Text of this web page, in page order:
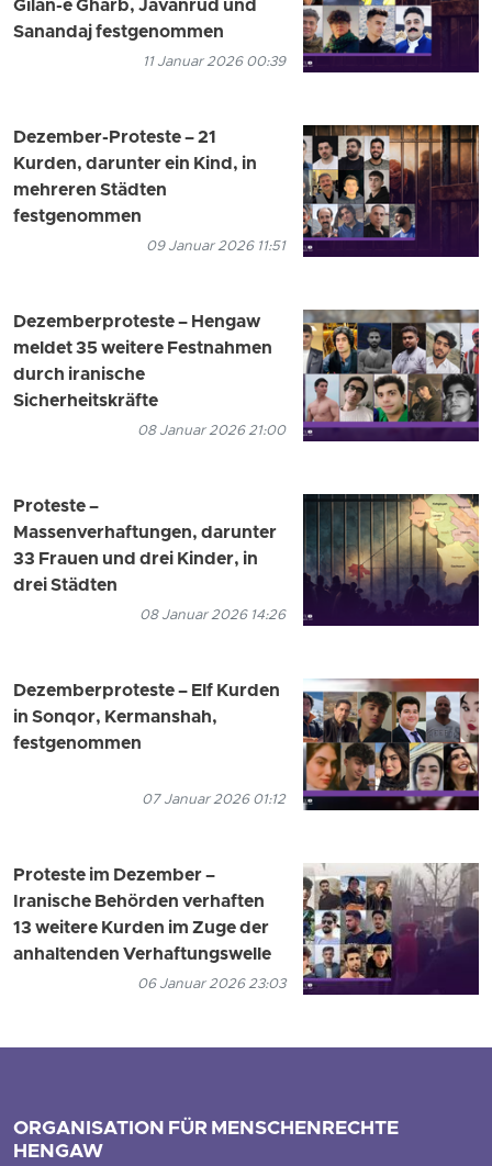
Gilan-e Gharb, Javanrud und
Sanandaj festgenommen
11 Januar 2026 00:39
Dezember-Proteste – 21
Kurden, darunter ein Kind, in
mehreren Städten
festgenommen
09 Januar 2026 11:51
Dezemberproteste – Hengaw
meldet 35 weitere Festnahmen
durch iranische
Sicherheitskräfte
08 Januar 2026 21:00
Proteste –
Massenverhaftungen, darunter
33 Frauen und drei Kinder, in
drei Städten
08 Januar 2026 14:26
Dezemberproteste – Elf Kurden
in Sonqor, Kermanshah,
festgenommen
07 Januar 2026 01:12
Proteste im Dezember –
Iranische Behörden verhaften
13 weitere Kurden im Zuge der
anhaltenden Verhaftungswelle
06 Januar 2026 23:03
ORGANISATION FÜR MENSCHENRECHTE
HENGAW